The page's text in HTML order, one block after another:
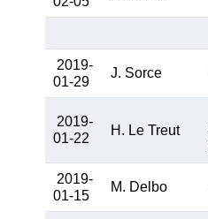
2019-
01-29
J. Sorce
2019-
01-22
H. Le Treut
2019-
01-15
M. Delbo